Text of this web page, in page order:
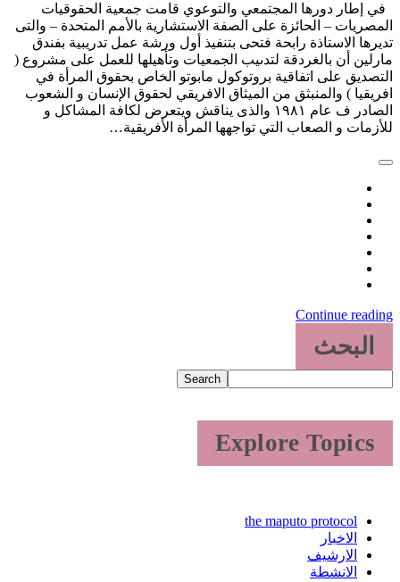
إطار دورها المجتمعي والتوعوي قامت جمعية الحقوقيات
– الحائزة على الصفة الاستشارية بالأمم المتحدة – والتى
الاستاذة رابحة فتحى بتنفيذ أول ورشة عمل تدريبية بفندق
أن بالغردقة لتدىيب الجمعيات وتأهيلها للعمل على مشروع (
على اتفاقية بروتوكول مابوتو الخاص بحقوق المرأة في
) والمنبثق من الميثاق الافريقي لحقوق الإنسان و الشعوب
الصادر ف عام ١٩٨١ والذى يناقش ويتعرض لكافة المشاكل و
و الصعاب التي تواجهها المرأة الأفريقية…
Continue
البحث
Search
Explore Topics
the maputo protocol
الاخبار
الارشيف
الانشطة